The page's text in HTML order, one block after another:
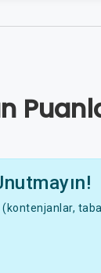
(kontenjanlar,